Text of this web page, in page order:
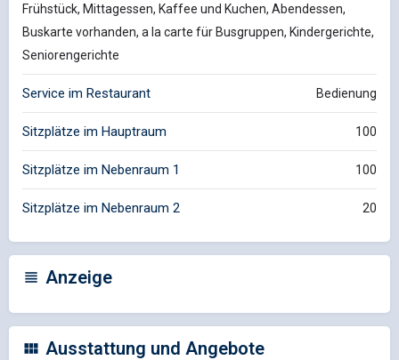
Frühstück, Mittagessen, Kaffee und Kuchen, Abendessen,
Buskarte vorhanden, a la carte für Busgruppen, Kindergerichte,
Seniorengerichte
Service im Restaurant Bedienung
Sitzplätze im Hauptraum 100
Sitzplätze im Nebenraum 1 100
Sitzplätze im Nebenraum 2 20
Anzeige
Ausstattung und Angebote